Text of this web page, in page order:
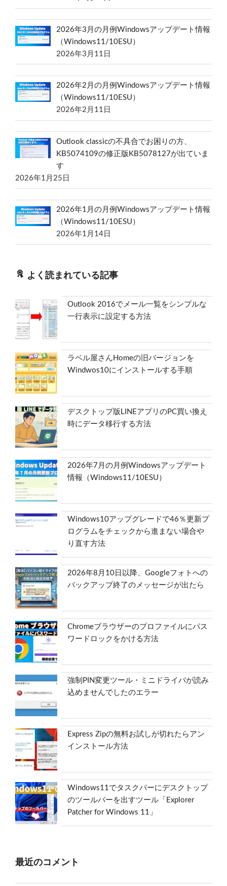
2026年3月の月例Windowsアップデート情報
（Windows11/10ESU）
2026年3月11日
2026年2月の月例Windowsアップデート情報
（Windows11/10ESU）
2026年2月11日
Outlook classicの不具合でお困りの方、
KB5074109の修正版KB5078127が出ていま
す
2026年1月25日
2026年1月の月例Windowsアップデート情報
（Windows11/10ESU）
2026年1月14日
よく読まれている記事
Outlook 2016でメール一覧をシンプルな
一行表示に設定する方法
ラベル屋さんHomeの旧バージョンを
Windwos10にインストールする手順
デスクトップ版LINEアプリのPC買い換え
時にデータ移行する方法
2026年7月の月例Windowsアップデート
情報（Windows11/10ESU）
Windows10アップグレードで46％更新プ
ログラムをチェックから進まない場合や
り直す方法
2026年8月10日以降、Googleフォトへの
バックアップ終了のメッセージが出たら
Chromeブラウザーのプロファイルにパス
ワードロックをかける方法
強制PIN変更ツール・ミニドライバが読み
込めませんでしたのエラー
Express Zipの無料お試しが切れたらアン
インストール方法
Windows11でタスクバーにデスクトップ
のツールバーを出すツール「Explorer
Patcher for Windows 11」
最近のコメント